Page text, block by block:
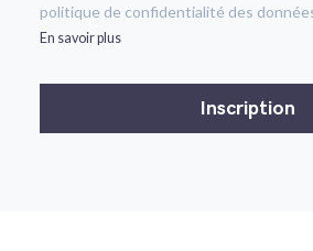
politique de confidentialité des
En savoir plus